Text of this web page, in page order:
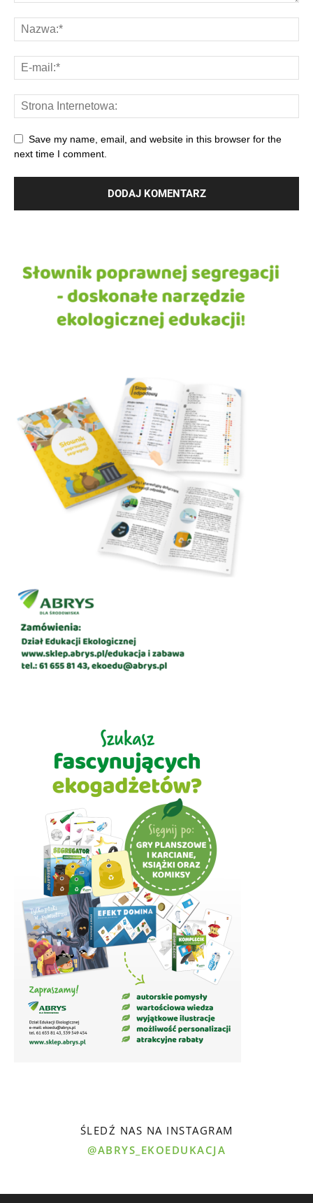
Save my name, email, and website in this browser for the
next time I comment.
ŚLEDŹ NAS NA INSTAGRAM
@ABRYS_EKOEDUKACJA